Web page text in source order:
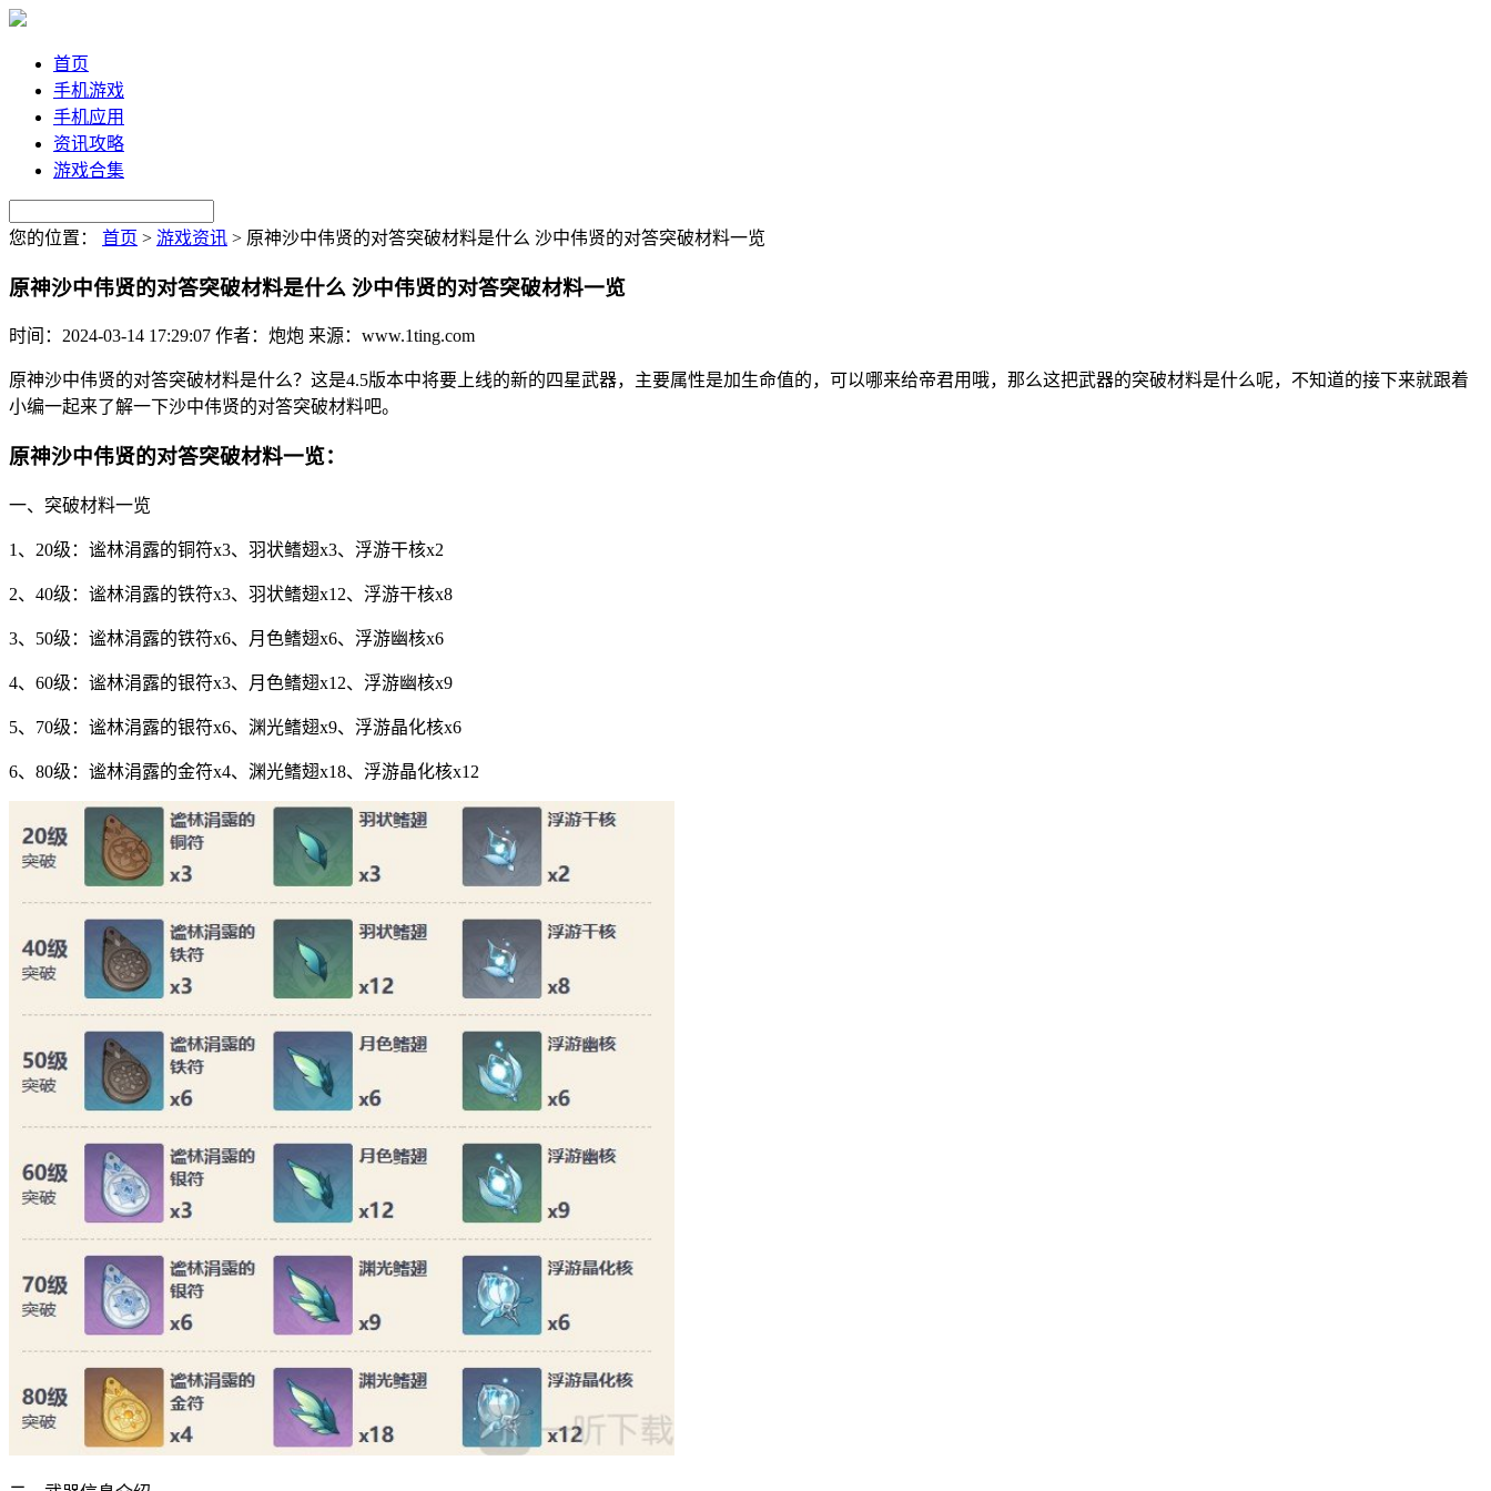
首页
手机游戏
手机应用
资讯攻略
游戏合集
您的位置： 首页 > 游戏资讯 > 原神沙中伟贤的对答突破材料是什么 沙中伟贤的对答突破材料一览
原神沙中伟贤的对答突破材料是什么 沙中伟贤的对答突破材料一览
时间：2024-03-14 17:29:07 作者：炮炮 来源：www.1ting.com
原神沙中伟贤的对答突破材料是什么？这是4.5版本中将要上线的新的四星武器，主要属性是加生命值的，可以哪来给帝君用哦，那么这把武器的突破材料是什么呢，不知道的接下来就跟着
小编一起来了解一下沙中伟贤的对答突破材料吧。
原神沙中伟贤的对答突破材料一览：
一、突破材料一览
1、20级：谧林涓露的铜符x3、羽状鳍翅x3、浮游干核x2
2、40级：谧林涓露的铁符x3、羽状鳍翅x12、浮游干核x8
3、50级：谧林涓露的铁符x6、月色鳍翅x6、浮游幽核x6
4、60级：谧林涓露的银符x3、月色鳍翅x12、浮游幽核x9
5、70级：谧林涓露的银符x6、渊光鳍翅x9、浮游晶化核x6
6、80级：谧林涓露的金符x4、渊光鳍翅x18、浮游晶化核x12